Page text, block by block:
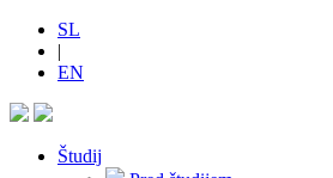
SL
|
EN
Študij